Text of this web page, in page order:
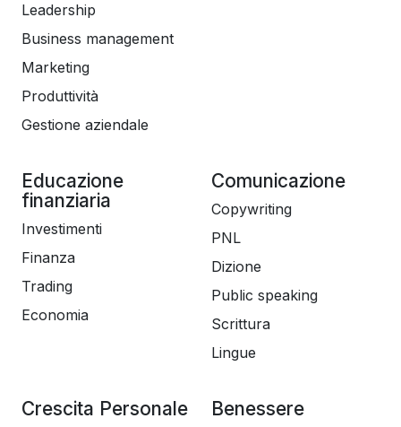
Leadership
Business management
Marketing
Produttività
Gestione aziendale
Educazione
finanziaria
Investimenti
Finanza
Trading
Economia
Comunicazione
Copywriting
PNL
Dizione
Public speaking
Scrittura
Lingue
Crescita Personale Benessere